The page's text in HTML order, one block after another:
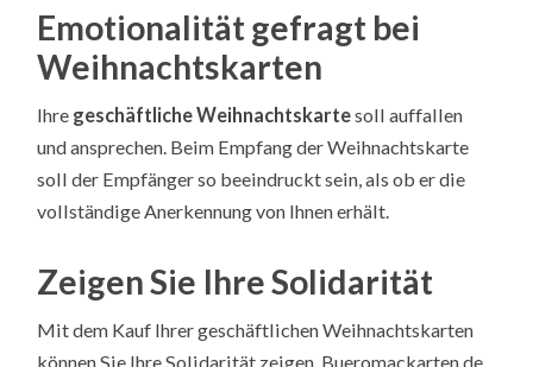
Emotionalität gefragt bei
Weihnachtskarten
Ihre geschäftliche Weihnachtskartesoll auffallen
und ansprechen. Beim Empfang der Weihnachtskarte
soll der Empfänger so beeindruckt sein, als ob er die
vollständige Anerkennung von Ihnen erhält.
Zeigen Sie Ihre Solidarität
Mit dem Kauf Ihrer geschäftlichen Weihnachtskarten
können Sie Ihre Solidarität zeigen. Bueromackarten.de